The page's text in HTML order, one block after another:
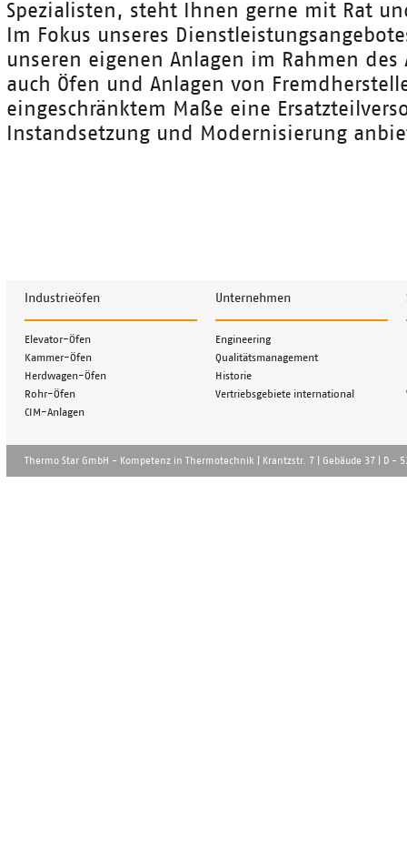
Spezialisten, steht Ihnen gerne mit Rat
Im Fokus unseres
unseren eigenen Anlagen im Rahmen des
auch Öfen und Anlagen von
eingeschränktem Maße eine
Instandsetzung und Modernisierung
Industrieöfen
Navigation
überspringen
Elevator-Öfen
Kammer-Öfen
Herdwagen-Öfen
Rohr-Öfen
CIM-Anlagen
Unternehmen
Navigation
überspringen
Engineering
Qualitätsmanagement
Historie
Vertriebsgebiete international
Thermo Star GmbH - Kompetenz in Thermotechnik | Krantzstr. 7 | Gebä̈ude 37 | D -